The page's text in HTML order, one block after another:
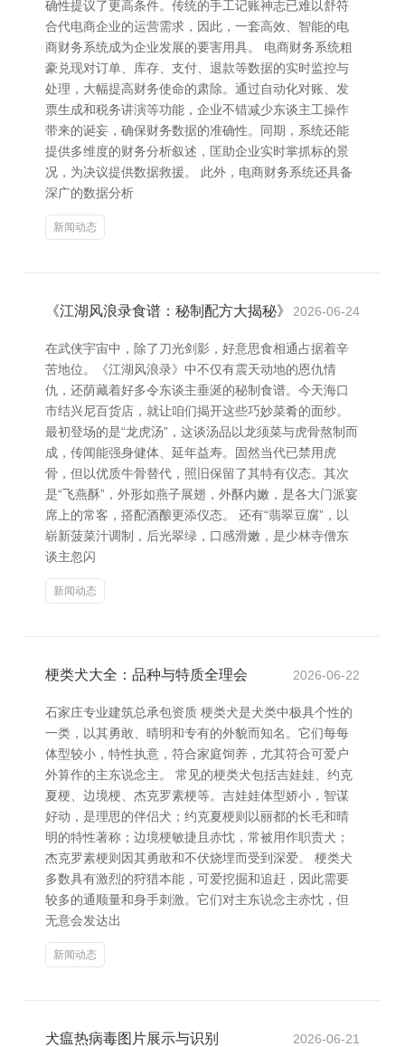
确性提议了更高条件。传统的手工记账神志已难以舒符
合代电商企业的运营需求，因此，一套高效、智能的电
商财务系统成为企业发展的要害用具。 电商财务系统粗
豪兑现对订单、库存、支付、退款等数据的实时监控与
处理，大幅提高财务使命的肃除。通过自动化对账、发
票生成和税务讲演等功能，企业不错减少东谈主工操作
带来的诞妄，确保财务数据的准确性。同期，系统还能
提供多维度的财务分析叙述，匡助企业实时掌抓标的景
况，为决议提供数据救援。 此外，电商财务系统还具备
深广的数据分析
新闻动态
《江湖风浪录食谱：秘制配方大揭秘》 2026-06-24
在武侠宇宙中，除了刀光剑影，好意思食相通占据着辛
苦地位。《江湖风浪录》中不仅有震天动地的恩仇情
仇，还荫藏着好多令东谈主垂涎的秘制食谱。今天海口
市结兴尼百货店，就让咱们揭开这些巧妙菜肴的面纱。
最初登场的是“龙虎汤”，这谈汤品以龙须菜与虎骨熬制而
成，传闻能强身健体、延年益寿。固然当代已禁用虎
骨，但以优质牛骨替代，照旧保留了其特有仪态。其次
是“飞燕酥”，外形如燕子展翅，外酥内嫩，是各大门派宴
席上的常客，搭配酒酿更添仪态。 还有“翡翠豆腐”，以
崭新菠菜汁调制，后光翠绿，口感滑嫩，是少林寺僧东
谈主忽闪
新闻动态
梗类犬大全：品种与特质全理会 2026-06-22
石家庄专业建筑总承包资质 梗类犬是犬类中极具个性的
一类，以其勇敢、晴明和专有的外貌而知名。它们每每
体型较小，特性执意，符合家庭饲养，尤其符合可爱户
外算作的主东说念主。 常见的梗类犬包括吉娃娃、约克
夏梗、边境梗、杰克罗素梗等。吉娃娃体型娇小，智谋
好动，是理思的伴侣犬；约克夏梗则以丽都的长毛和晴
明的特性著称；边境梗敏捷且赤忱，常被用作职责犬；
杰克罗素梗则因其勇敢和不伏烧埋而受到深爱。 梗类犬
多数具有激烈的狩猎本能，可爱挖掘和追赶，因此需要
较多的通顺量和身手刺激。它们对主东说念主赤忱，但
无意会发达出
新闻动态
犬瘟热病毒图片展示与识别 2026-06-21